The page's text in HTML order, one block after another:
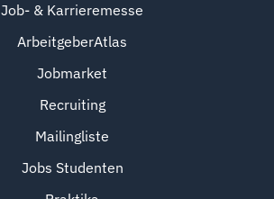
Job- & Karrieremesse
ArbeitgeberAtlas
Jobmarket
Recruiting
Mailingliste
Jobs Studenten